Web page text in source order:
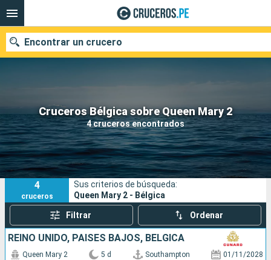
Cruceros Bélgica sobre Queen Mary 2
4 cruceros encontrados
Encontrar un crucero
Nuestros destinos
Fecha de salida
Puertos Compañías
Buscar
4
cruceros
Sus criterios de búsqueda:
Queen Mary 2 - Bélgica
Filtrar Ordenar
REINO UNIDO, PAISES BAJOS, BÉLGICA
Queen Mary 2 5 d Southampton 01/11/2028